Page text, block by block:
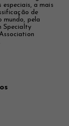
especiais, a mais
de
mundo, pela
Specialty